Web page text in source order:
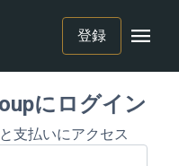
登録 menu
にログイン
支払いにアクセス